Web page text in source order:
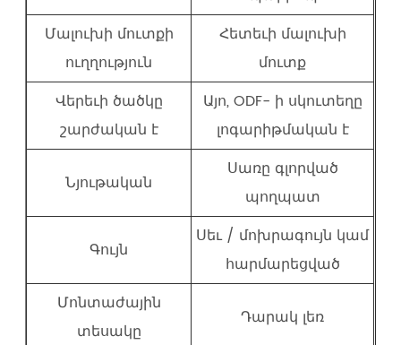
Մալուխի մուտքի
ուղղություն
Հետեւի մալուխի
մուտք
Վերեւի ծածկը
շարժական է
Այո, ODF- ի սկուտեղը
լոգարիթմական է
Նյութական
Սառը գլորված
պողպատ
Գույն
Սեւ / մոխրագույն կամ
հարմարեցված
Մոնտաժային
տեսակը
Դարակ լեռ